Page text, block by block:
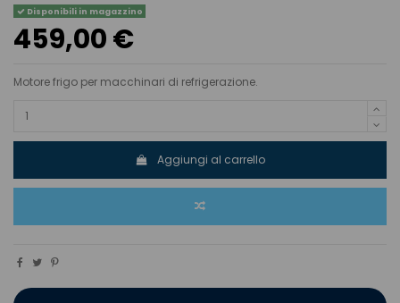
Disponibili in magazzino
459,00 €
Motore frigo per macchinari di refrigerazione.
Aggiungi al carrello